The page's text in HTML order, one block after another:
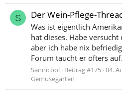
S Der Wein-Pflege-
Was ist eigentlich
hat dieses. Habe
aber ich habe nix
Forum taucht er öfters auf.
Sannicool Beitrag #175 04.
Gemüsegarten